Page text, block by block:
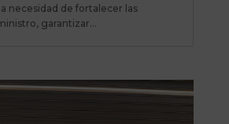
necesidad de fortalecer las
garantizar...